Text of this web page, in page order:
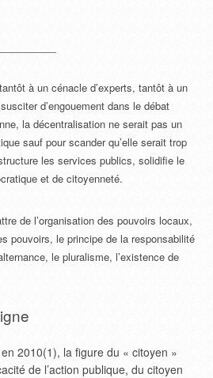
à un cénacle d’experts, tantôt à un
d’engouement dans le débat
la décentralisation ne serait pas un
sauf pour scander qu’elle serait trop
les services publics, solidifie le
et de citoyenneté.
de l’organisation des pouvoirs locaux,
pouvoirs, le principe de la responsabilité
le pluralisme, l’existence de
2010(1), la figure du « citoyen »
de l’action publique, du citoyen